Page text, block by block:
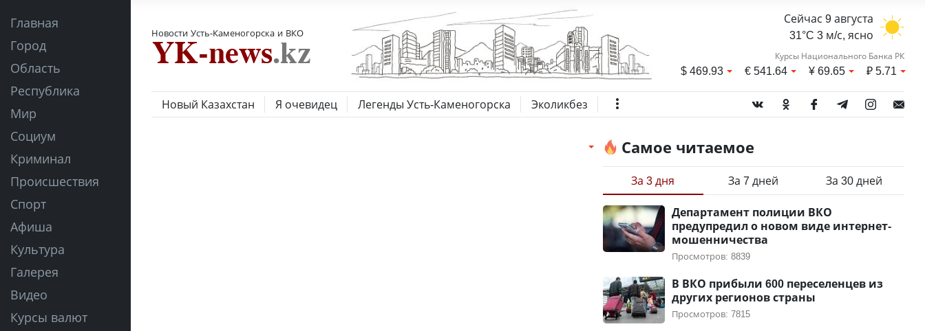
Главная
Город
Область
Республика
Мир
Социум
Криминал
Происшествия
Спорт
Афиша
Культура
Галерея
Видео
Курсы валют
Новости Усть-Каменогорска и ВКО
Сейчас 9 августа
31°C 3 м/с, ясно
Курсы Национального Банка РК
$469.93 €541.64 ¥69.65 ₽5.71
Новый Казахстан Я очевидец Легенды Усть-Каменогорска Эколикбез
Самое читаемое
За 3 дня За 7 дней За 30 дней
Департамент полиции ВКО
предупредил о новом виде интернет-
мошенничества
Просмотров: 8839
В ВКО прибыли 600 переселенцев из
других регионов страны
Просмотров: 7815